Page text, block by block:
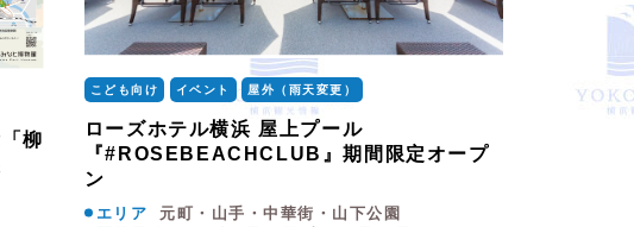
柳
こども向け イベント 屋外（雨天変更）
ローズホテル横浜 屋上プール
『#ROSEBEACHCLUB』期間限定オープ
ン
エリア
元町・山手・中華街・山下公園